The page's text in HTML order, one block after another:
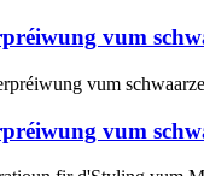
vum
vum